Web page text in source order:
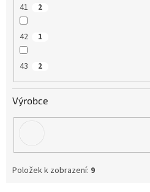
41 2
42 1
43 2
Výrobce
Položek k zobrazení: 9